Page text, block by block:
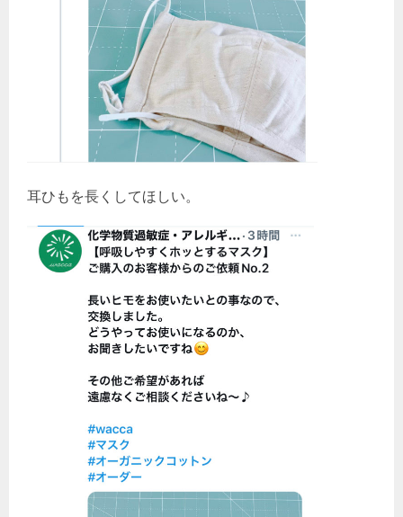
耳ひもを長くしてほしい。